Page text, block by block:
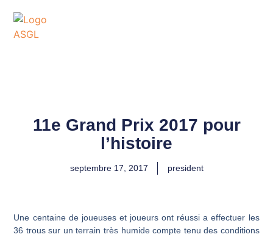
11e Grand Prix 2017 pour
l’histoire
septembre 17, 2017 president
Une centaine de joueuses et joueurs ont réussi a effectuer les
36 trous sur un terrain très humide compte tenu des conditions